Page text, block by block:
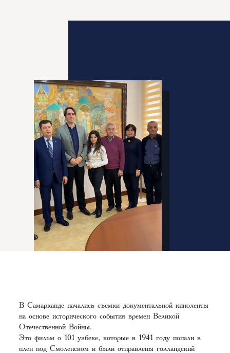
В Самарканде начались съемки документальной киноленты
на основе исторического события времен Великой
Отечественной Войны.
Это фильм о 101 узбеке, которые в 1941 году попали в
плен под Смоленском и были отправлены голландский